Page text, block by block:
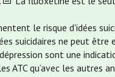
le risque d'idées
suicidaires ne peut être
sont une
ATC qu’avec les autres